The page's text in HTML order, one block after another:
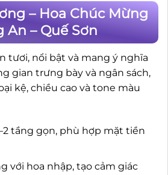
– Hoa Chúc Mừng
An – Quế Sơn
tươi, nổi bật và mang ý nghĩa
gian trưng bày và ngân sách,
kệ, chiều cao và tone màu
tầng gọn, phù hợp mặt tiền
với hoa nhập, tạo cảm giác